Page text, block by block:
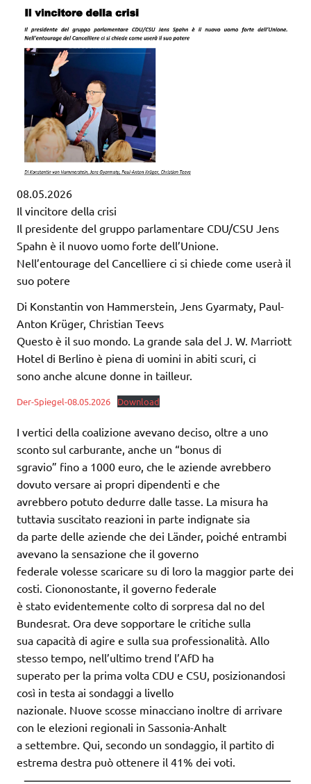
08.05.2026
Il vincitore della crisi
Il presidente del gruppo parlamentare CDU/CSU Jens
Spahn è il nuovo uomo forte dell’Unione.
Nell’entourage del Cancelliere ci si chiede come userà il
suo potere
Di Konstantin von Hammerstein, Jens Gyarmaty, Paul-
Anton Krüger, Christian Teevs
Questo è il suo mondo. La grande sala del J. W. Marriott
Hotel di Berlino è piena di uomini in abiti scuri, ci
sono anche alcune donne in tailleur.
Der-Spiegel-08.05.2026 Download
I vertici della coalizione avevano deciso, oltre a uno
sconto sul carburante, anche un “bonus di
sgravio” fino a 1000 euro, che le aziende avrebbero
dovuto versare ai propri dipendenti e che
avrebbero potuto dedurre dalle tasse. La misura ha
tuttavia suscitato reazioni in parte indignate sia
da parte delle aziende che dei Länder, poiché entrambi
avevano la sensazione che il governo
federale volesse scaricare su di loro la maggior parte dei
costi. Ciononostante, il governo federale
è stato evidentemente colto di sorpresa dal no del
Bundesrat. Ora deve sopportare le critiche sulla
sua capacità di agire e sulla sua professionalità. Allo
stesso tempo, nell’ultimo trend l’AfD ha
superato per la prima volta CDU e CSU, posizionandosi
così in testa ai sondaggi a livello
nazionale. Nuove scosse minacciano inoltre di arrivare
con le elezioni regionali in Sassonia-Anhalt
a settembre. Qui, secondo un sondaggio, il partito di
estrema destra può ottenere il 41% dei voti.